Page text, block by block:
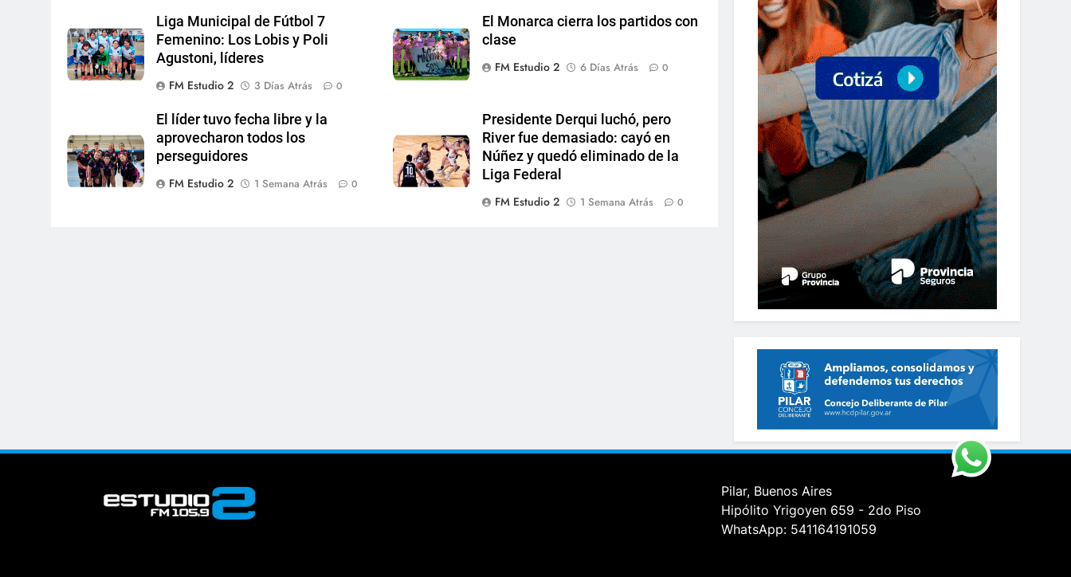
Liga Municipal de Fútbol 7
Femenino: Los Lobis y Poli
Agustoni, líderes
FM Estudio 2
3 Días Atrás 0
El Monarca cierra los partidos con
clase
FM Estudio 2
6 Días Atrás 0
El líder tuvo fecha libre y la
aprovecharon todos los
perseguidores
FM Estudio 2
1 Semana Atrás 0
Presidente Derqui luchó, pero
River fue demasiado: cayó en
Núñez y quedó eliminado de la
Liga Federal
FM Estudio 2
1 Semana Atrás 0
Pilar, Buenos Aires
Hipólito Yrigoyen 659 - 2do Piso
WhatsApp: 541164191059